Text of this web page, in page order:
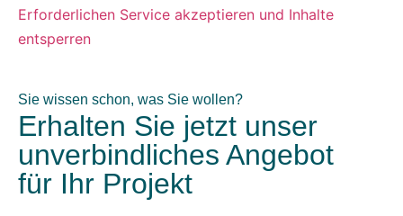
Erforderlichen Service akzeptieren und Inhalte
entsperren
Sie wissen schon, was Sie wollen?
Erhalten Sie jetzt unser
unverbindliches Angebot
für Ihr Projekt